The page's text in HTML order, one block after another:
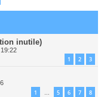
c
r
inutile)
1 2 3
1 … 5 6 7 8